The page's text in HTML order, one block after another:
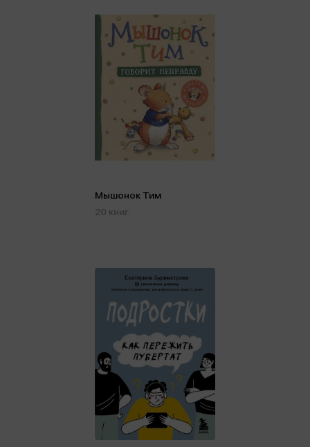
Мышонок Тим
20 книг